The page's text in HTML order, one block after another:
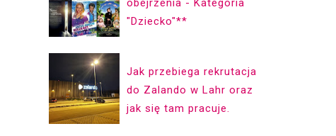
obejrzenia - Kategoria
"Dziecko"**
Jak przebiega rekrutacja
do Zalando w Lahr oraz
jak się tam pracuje.